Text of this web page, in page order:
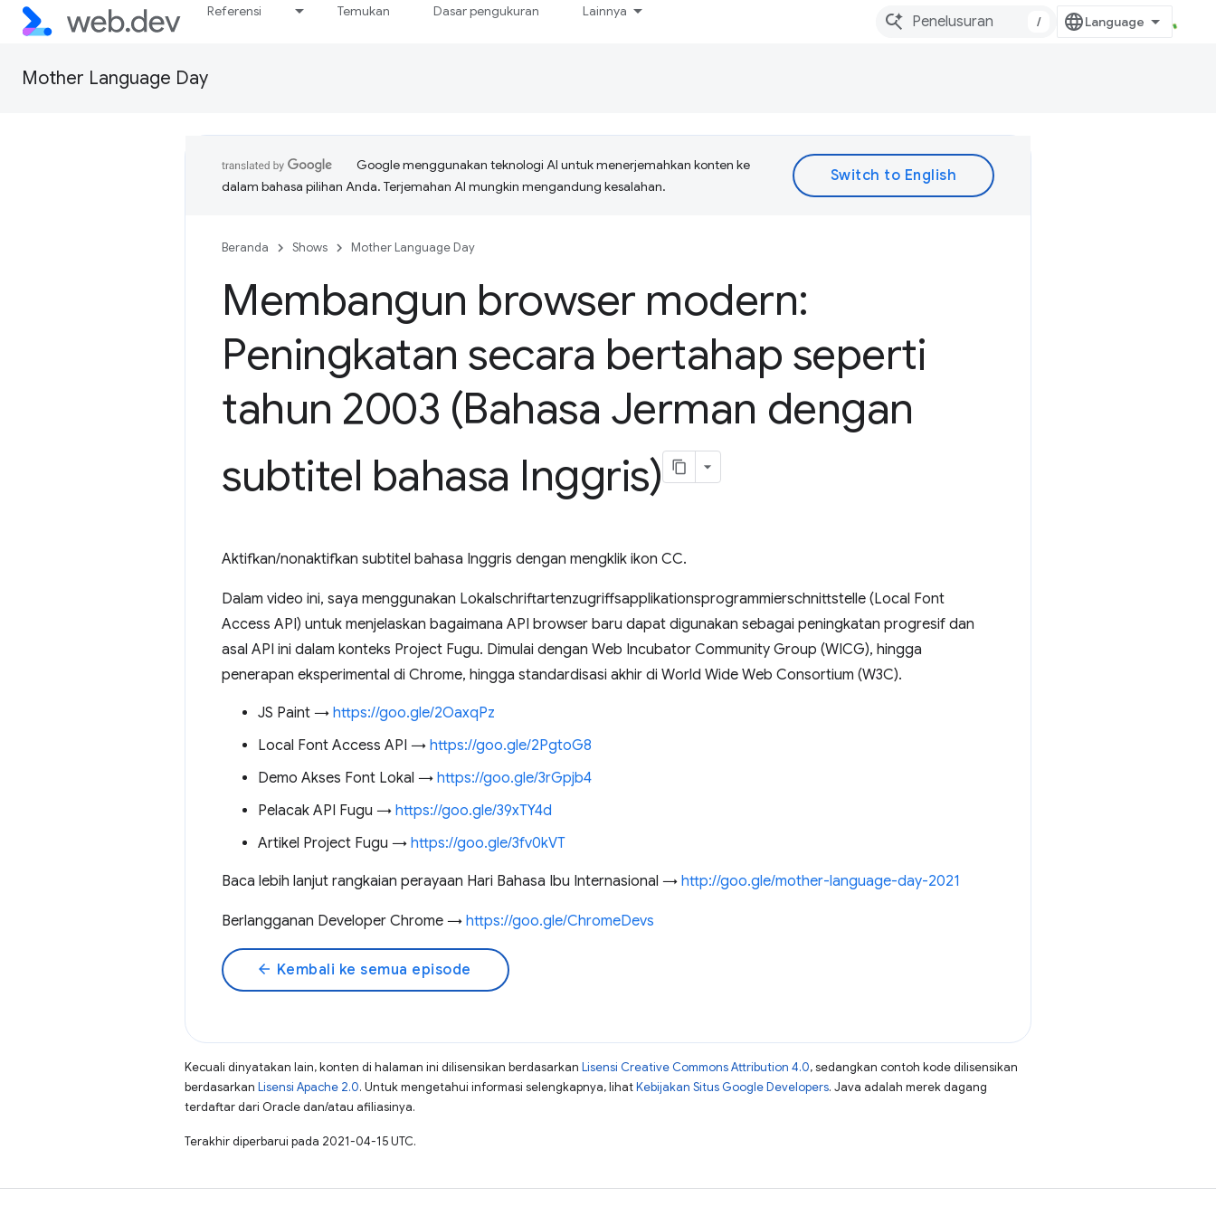
Referensi Temukan Dasar pengukuran Lainnya
/
Mother Language Day
Google menggunakan teknologi AI untuk menerjemahkan konten ke
dalam bahasa pilihan Anda. Terjemahan AI mungkin mengandung kesalahan.
Beranda Shows Mother Language Day
Membangun browser modern:
Peningkatan secara bertahap seperti
tahun 2003 (Bahasa Jerman dengan
subtitel bahasa Inggris)
Aktifkan/nonaktifkan subtitel bahasa Inggris dengan mengklik ikon CC.
Dalam video ini, saya menggunakan Lokalschriftartenzugriffsapplikationsprogrammierschnittstelle (Local Font
Access API) untuk menjelaskan bagaimana API browser baru dapat digunakan sebagai peningkatan progresif dan
asal API ini dalam konteks Project Fugu. Dimulai dengan Web Incubator Community Group (WICG), hingga
penerapan eksperimental di Chrome, hingga standardisasi akhir di World Wide Web Consortium (W3C).
JS Paint → https://goo.gle/2OaxqPz
Local Font Access API → https://goo.gle/2PgtoG8
Demo Akses Font Lokal → https://goo.gle/3rGpjb4
Pelacak API Fugu → https://goo.gle/39xTY4d
Artikel Project Fugu → https://goo.gle/3fv0kVT
Baca lebih lanjut rangkaian perayaan Hari Bahasa Ibu Internasional → http://goo.gle/mother-language-day-2021
Berlangganan Developer Chrome → https://goo.gle/ChromeDevs
arrow_back Kembali ke semua episode
Kecuali dinyatakan lain, konten di halaman ini dilisensikan berdasarkan Lisensi Creative Commons Attribution 4.0, sedangkan contoh kode dilisensikan
berdasarkan Lisensi Apache 2.0. Untuk mengetahui informasi selengkapnya, lihatKebijakan Situs Google Developers. Java adalah merek dagang
terdaftar dari Oracle dan/atau afiliasinya.
Terakhir diperbarui pada 2021-04-15 UTC.